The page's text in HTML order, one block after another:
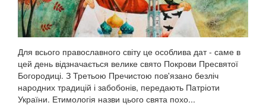
Для всього православного світу це особлива дат - саме в
цей день відзначається велике свято Покрови Пресвятої
Богородиці. З Третьою Пречистою пов'язано безліч
народних традицій і забобонів, передають Патріоти
України. Етимологія назви цього свята похо...